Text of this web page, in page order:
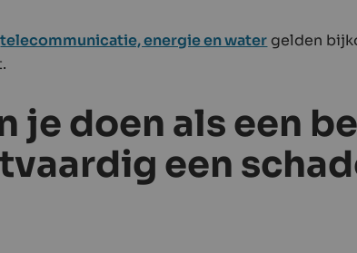
telecommunicatie, energie en water gelden
je doen als een
een